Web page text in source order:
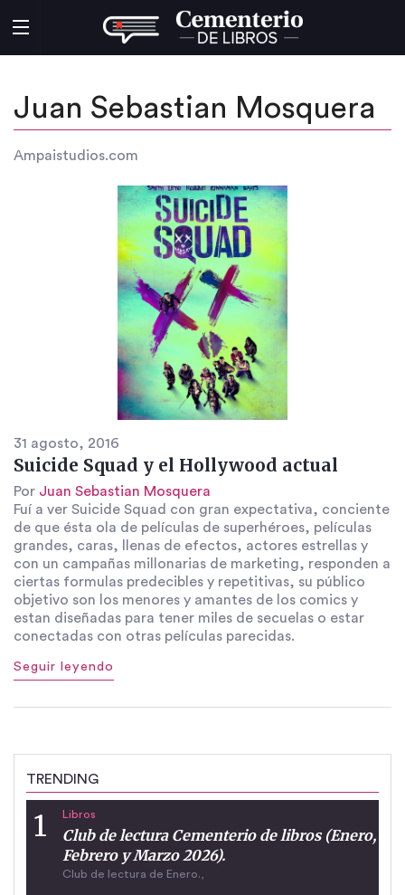
Juan Sebastian Mosquera
Ampaistudios.com
31 agosto, 2016
Suicide Squad y el Hollywood actual
Por Juan Sebastian Mosquera
Fuí a ver Suicide Squad con gran expectativa, conciente
de que ésta ola de películas de superhéroes, películas
grandes, caras, llenas de efectos, actores estrellas y
con un campañas millonarias de marketing, responden a
ciertas formulas predecibles y repetitivas, su público
objetivo son los menores y amantes de los comics y
estan diseñadas para tener miles de secuelas o estar
conectadas con otras películas parecidas.
Seguir leyendo
TRENDING
Libros
Club de lectura Cementerio de libros (Enero,
Febrero y Marzo 2026).
Club de lectura de Enero.,